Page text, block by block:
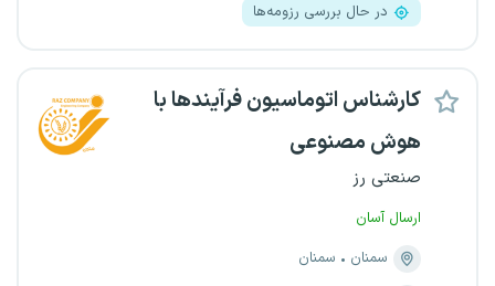
در حال بررسی رزومه‌ها
کارشناس اتوماسیون فرآیندها با
هوش مصنوعی
صنعتی رز
ارسال آسان
سمنان
سمنان